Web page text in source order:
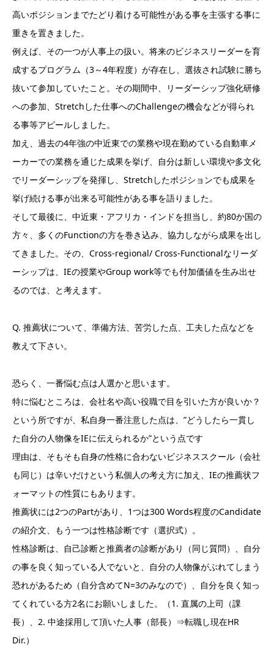
高いポジションまでたどり着ける可能性がある事を主張する事に
重きを置きました。
例えば、その一つが人事上の扱い。将来のビジネスリーダーを育
成するプログラム（3～4年程度）が存在し、選抜され試験に勝ち
抜いて参加していたこと。その期間中、リーダーシップ強化研修
への参加、Stretchした仕事へのChallengeの機会などが得られ
る事等アピールしました。
加え、過去の4年強の中近東での業務や現在勤めている自動車メ
ーカーでの業務を通じた成果を挙げ、自分は新しい環境や多文化
でリーダーシップを発揮し、Stretchしたポジションでも成果を
挙げ続ける事が出来る可能性がある事を語りました。
そして最後に、中近東・アフリカ・インドを担当し、約80か国の
方々、多くのFunctionの方を巻き込み、協力しながら成果を出し
てきました。その、Cross-regional/ Cross-Functionalなリーダ
ーシップは、IEの授業やGroup work等でも付加価値を生み出せ
るのでは、と考えます。
Q. 推薦状について、準備方法、苦労した点、工夫した点などを
教えて下さい。
恐らく、一番悩む点は人選かと思います。
特に悩むところは、会社名や高い役職で目を引いた方が良いか？
という所ですが、私自身一番注意した点は、”どうしたら一貫し
た自分の人物像をIEに伝えられるか”という点です
理由は、そもそも自身の性格に合わないビジネススクール（会社
も同じ）は辛いだけという私個人の考え方に加え、IEの推薦状フ
ォーマットの性質にもあります。
推薦状には2つのPartがあり、1つは300 Words程度のCandidate
の紹介文、もう一つは性格診断です（選択式）。
性格診断は、自己診断と推薦者の診断があり（同じ質問）、自分
の事を良く知っている人でないと、自分の人物像がぶれてしまう
恐れがあるため（自分含めてN=3のみなので）、自分を良く知っ
てくれている方2名にお願いしました。（1. 直属の上司（課
長）、2. 中途採用して頂いた人事（部長）⇒転職し現在HR
Dir.）